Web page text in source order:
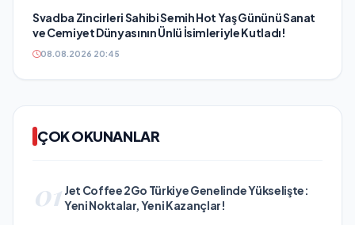
Svadba Zincirleri Sahibi Semih Hot Yaş Gününü Sanat
ve Cemiyet Dünyasının Ünlü İsimleriyle Kutladı!
08.08.2026 20:45
ÇOK OKUNANLAR
01 Jet Coffee 2Go Türkiye Genelinde Yükselişte:
Yeni Noktalar, Yeni Kazançlar!